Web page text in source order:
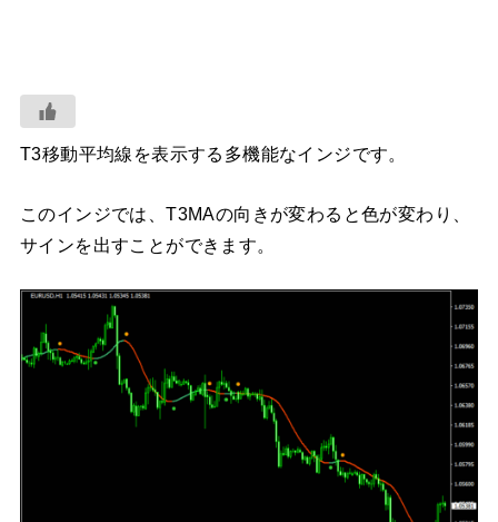
T3移動平均線を表示する多機能なインジです。
このインジでは、T3MAの向きが変わると色が変わり、
サインを出すことができます。